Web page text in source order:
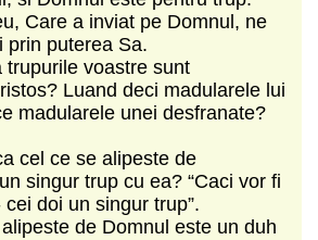
Care a inviat pe Domnul, ne
prin puterea Sa.
trupurile voastre sunt
Luand deci madularele lui
madularele unei desfranate?
cel ce se alipeste de
singur trup cu ea? “Caci vor fi
doi un singur trup”.
de Domnul este un duh